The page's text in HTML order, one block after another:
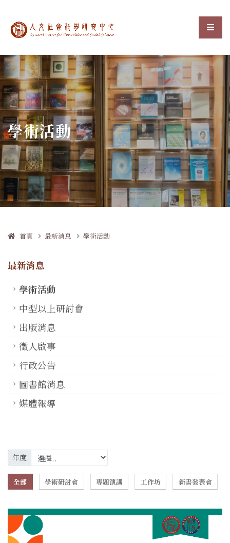
中央研究院人文社會科選
:::
學術活動
首頁 最新消息 學術活動
最新消息
學術活動
中型以上研討會
出版消息
徵人啟事
行政公告
圖書館消息
媒體報導
年度
全部 學術研討會 專題演講 工作坊 新書發表會